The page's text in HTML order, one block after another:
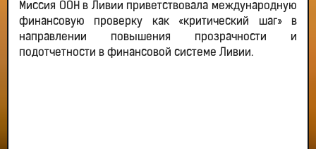
Миссия ООН в Ливии приветствовала международную
финансовую проверку как «критический шаг» в
направлении повышения прозрачности и
подотчетности в финансовой системе Ливии.